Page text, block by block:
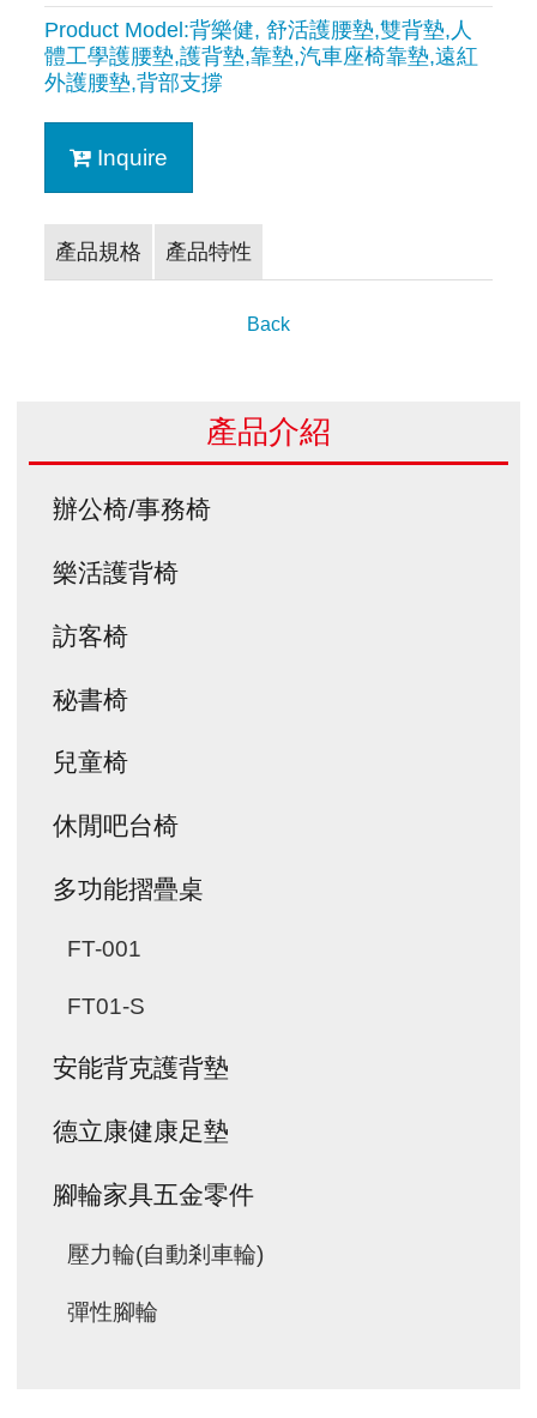
產品介紹
辦公椅/事務椅
樂活護背椅
訪客椅
秘書椅
兒童椅
休閒吧台椅
多功能摺疊桌
FT-001
FT01-S
安能背克護背墊
德立康健康足墊
腳輪家具五金零件
壓力輪(自動剎車輪)
彈性腳輪
Product Model:背樂健, 舒活護腰墊,雙背墊,人
體工學護腰墊,護背墊,靠墊,汽車座椅靠墊,遠紅
外護腰墊,背部支撐
Inquire
產品規格 產品特性
Back